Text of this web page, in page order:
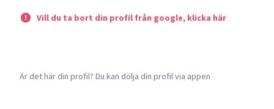
Vill du ta bort din profil från google, klicka här
Är det här din profil? Du kan dölja din profil via appen